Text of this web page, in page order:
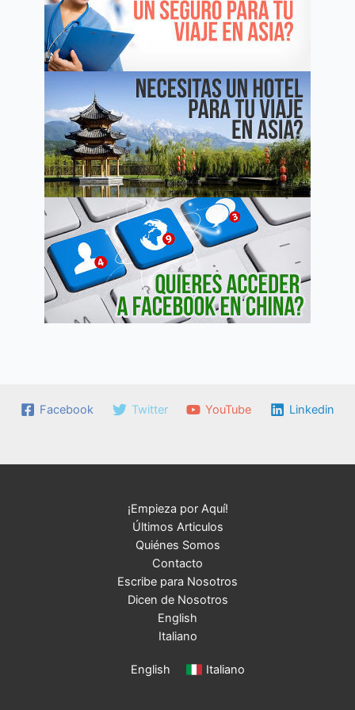
Facebook Twitter YouTube Linkedin
¡Empieza por Aquí!
Últimos Articulos
Quiénes Somos
Contacto
Escribe para Nosotros
Dicen de Nosotros
English
Italiano
English Italiano